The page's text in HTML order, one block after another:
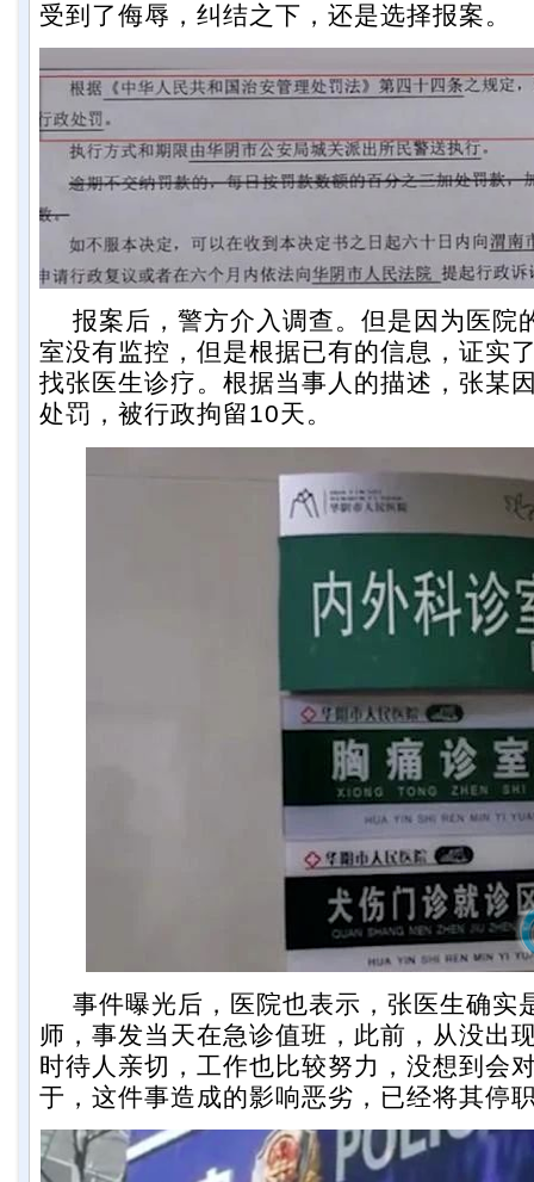
受到了侮辱，纠结之下，还是选择报案。
报案后，警方介入调查。但是因为医院
室没有监控，但是根据已有的信息，证实
找张医生诊疗。根据当事人的描述，张某
处罚，被行政拘留10天。
事件曝光后，医院也表示，张医生确实
师，事发当天在急诊值班，此前，从没出
时待人亲切，工作也比较努力，没想到会
于，这件事造成的影响恶劣，已经将其停